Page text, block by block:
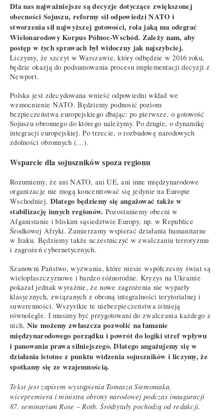
Dla nas najważniejsze są decyzje dotyczące zwiększonej
obecności Sojuszu, reformy sił odpowiedzi NATO i
stworzenia sił najwyższej gotowości, rola jaką ma odegrać
Wielonarodowy Korpus Północ-Wschód. Zależy nam, aby
postęp w tych sprawach był widoczny jak najszybciej.
Liczymy, że szczyt w Warszawie, który odbędzie w 2016 roku,
będzie okazją do podsumowania procesu implementacji decyzji z
Newport.
Polska jest zdecydowana wnieść odpowiedni wkład we
wzmocnienie NATO. Będziemy podnosić poziom
bezpieczeństwa europejskiego dbając: po pierwsze, o gotowość
Sojuszu obronnego do którego należymy. Po drugie, o dynamikę
integracji europejskiej. Po trzecie, o rozbudowę narodowych
zdolności obronnych (…).
Wsparcie dla sojuszników spoza regionu
Rozumiemy, że ani NATO, ani UE, ani inne międzynarodowe
organizacje nie mogą koncentrować się jedynie na Europie
Wschodniej. Dlatego będziemy się angażować także w
stabilizację innych regionów. Pozostaniemy obecni w
Afganistanie i bliskim sąsiedztwie Europy, np. w Republice
Środkowej Afryki. Zamierzamy wspierać działania humanitarne
w Iraku. Będziemy także uczestniczyć w zwalczaniu terroryzmu
i zagrożeń cybernetycznych.
Szanowni Państwo, wyzwania, które niesie współczesny świat są
wielopłaszczyznowe i bardzo różnorodne. Kryzys na Ukrainie
pokazał jednak wyraźnie, że nowe zagrożenia nie wyparły
klasycznych, związanych z obroną integralności terytorialnej i
suwerenności. Wszystkie te niebezpieczeństwa istnieją
równolegle. I musimy być przygotowani do zwalczania każdego z
nich. Nie możemy zwłaszcza pozwolić na łamanie
międzynarodowego porządku i powrót do logiki stref wpływu
i panowania prawa silniejszego. Dlatego angażujemy się w
działania istotne z punktu widzenia sojuszników i liczymy, że
spotkamy się ze wzajemnością.
Tekst jest zapisem wystąpienia Tomasza Siemoniaka,
wicepremiera i ministra obrony narodowej podczas inauguracji
87. seminarium Rose – Roth. Śródtytuły pochodzą od redakcji.